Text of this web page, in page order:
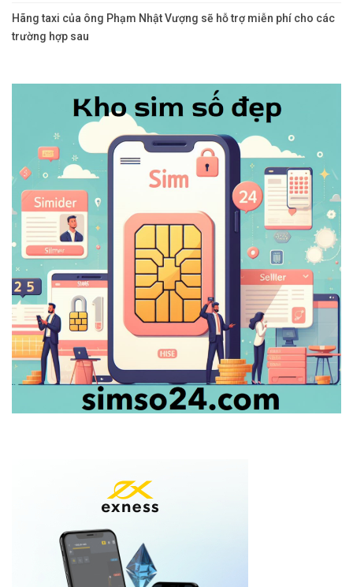
Hãng taxi của ông Phạm Nhật Vượng sẽ hỗ trợ miễn phí cho các
trường hợp sau